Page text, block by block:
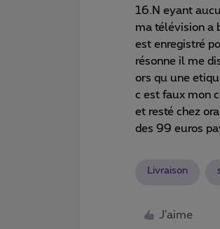
16.N eyant
ma télévision a
est enregistré
résonne il me
ors qu une
c est faux mon
et resté chez
des 99 euros
Livraison
J'aime